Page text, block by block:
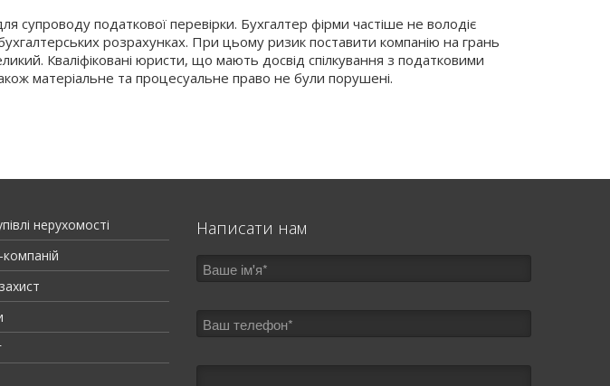
супроводу податкової перевірки. Бухгалтер фірми частіше не володіє
розрахунках. При цьому ризик поставити компанію на грань
Кваліфіковані юристи, що мають досвід спілкування з податковими
матеріальне та процесуальне право не були порушені.
нерухомості
Написати нам